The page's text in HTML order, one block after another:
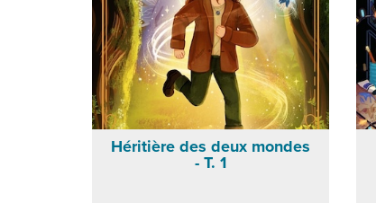
Héritière des deux mondes
- T. 1